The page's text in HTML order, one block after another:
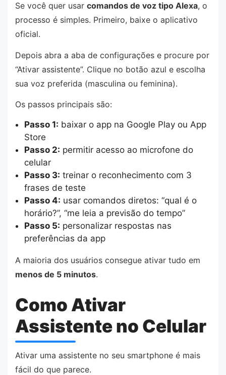
Se você quer usar comandos de voz tipo Alexa, o
processo é simples. Primeiro, baixe o aplicativo
oficial.
Depois abra a aba de configurações e procure por
“Ativar assistente”. Clique no botão azul e escolha
sua voz preferida (masculina ou feminina).
Os passos principais são:
Passo 1: baixar o app na Google Play ou App
Store
Passo 2: permitir acesso ao microfone do
celular
Passo 3: treinar o reconhecimento com 3
frases de teste
Passo 4: usar comandos diretos: “qual é o
horário?”, “me leia a previsão do tempo”
Passo 5: personalizar respostas nas
preferências da app
A maioria dos usuários consegue ativar tudo em
menos de 5 minutos.
Como Ativar
Assistente no Celular
Ativar uma assistente no seu smartphone é mais
fácil do que parece.